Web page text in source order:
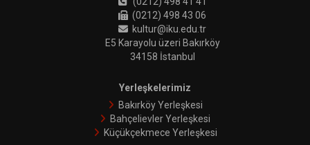
(0212) 498 43 06
kultur@iku.edu.tr
E5 Karayolu üzeri Bakırköy
34158 İstanbul
Yerleşkelerimiz
Bakırköy Yerleşkesi
Bahçelievler Yerleşkesi
Küçükçekmece Yerleşkesi